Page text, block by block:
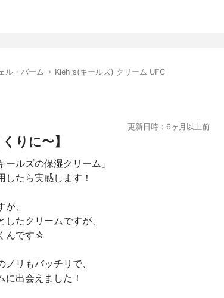
ル・バーム Kiehl’s(キールズ) クリーム UFC
更新日時：6ヶ月以上前
りに〜】
ールズの保湿クリーム」
たら実感します！
、
たクリームですが、
んです☆
リもバッチリで、
出会えました！